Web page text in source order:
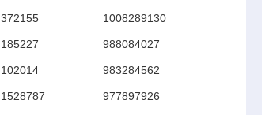
372155 1008289130
185227 988084027
102014 983284562
1528787 977897926